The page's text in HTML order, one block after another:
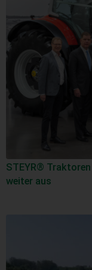
STEYR®
weiter aus